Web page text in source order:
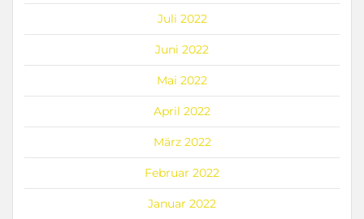
Juli 2022
Juni 2022
Mai 2022
April 2022
März 2022
Februar 2022
Januar 2022